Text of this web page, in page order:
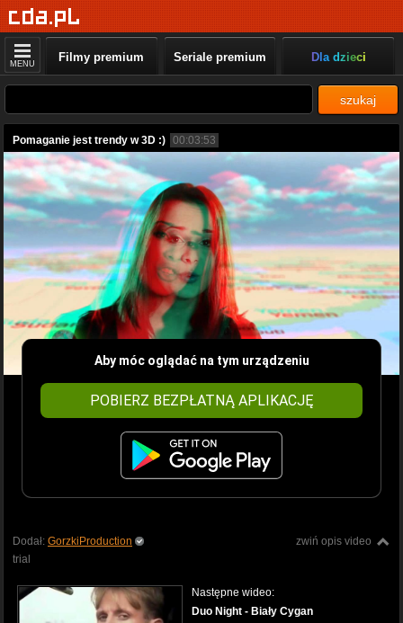
MENU Filmy premium Seriale premium Dla dzieci
szukaj
Pomaganie jest trendy w 3D :) 00:03:53
Aby móc oglądać na tym urządzeniu
POBIERZ BEZPŁATNĄ APLIKACJĘ
zwiń opis video
Dodał: GorzkiProduction
trial
Następne wideo:
Duo Night - Biały Cygan